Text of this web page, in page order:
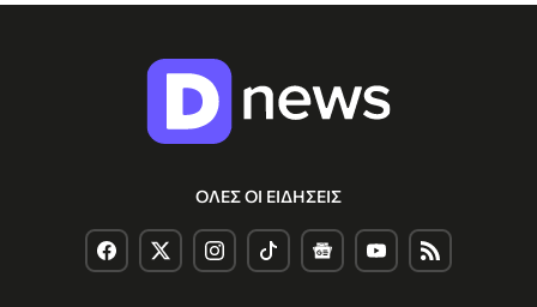
ΟΛΕΣ ΟΙ ΕΙΔΗΣΕΙΣ